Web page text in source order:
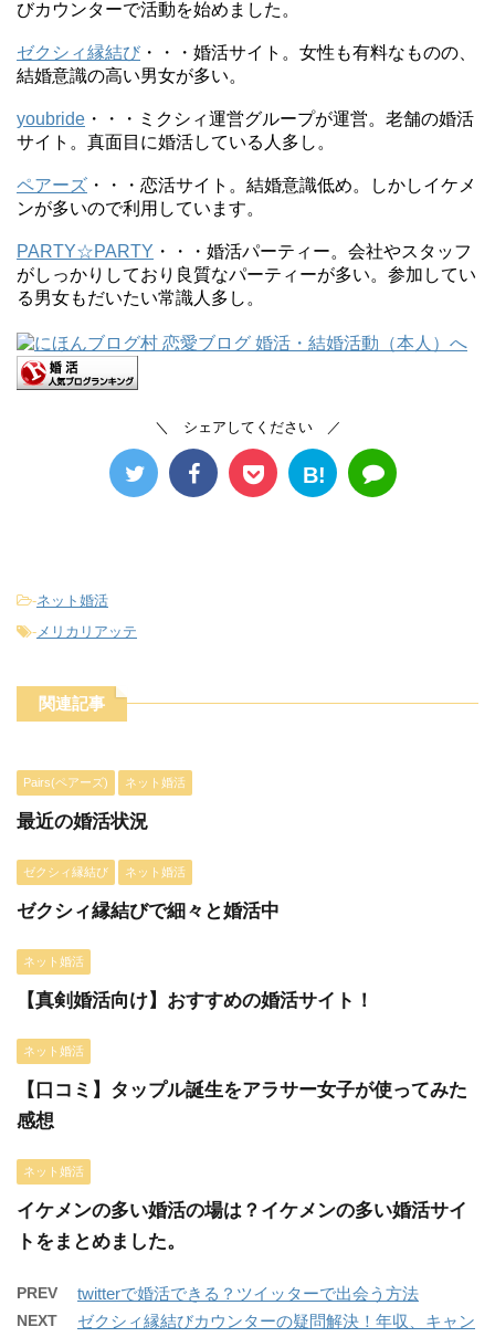
びカウンターで活動を始めました。
ゼクシィ縁結び ・・・婚活サイト。女性も有料なものの、
結婚意識の高い男女が多い。
youbride ・・・ミクシィ運営グループが運営。老舗の婚活
サイト。真面目に婚活している人多し。
ペアーズ ・・・恋活サイト。結婚意識低め。しかしイケメ
ンが多いので利用しています。
PARTY☆PARTY ・・・婚活パーティー。会社やスタッフ
がしっかりしており良質なパーティーが多い。参加してい
る男女もだいたい常識人多し。
＼ シェアしてください ／
B!
-ネット婚活
- メリカリアッテ
関連記事
Pairs(ペアーズ) ネット婚活
最近の婚活状況
ゼクシィ縁結び ネット婚活
ゼクシィ縁結びで細々と婚活中
ネット婚活
【真剣婚活向け】おすすめの婚活サイト！
ネット婚活
【口コミ】タップル誕生をアラサー女子が使ってみた
感想
ネット婚活
イケメンの多い婚活の場は？イケメンの多い婚活サイ
トをまとめました。
PREV twitterで婚活できる？ツイッターで出会う方法
NEXT
ゼクシィ縁結びカウンターの疑問解決！年収、キャン